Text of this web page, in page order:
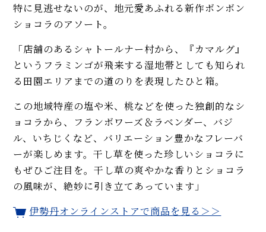
特に見逃せないのが、地元愛あふれる新作ボンボン
ショコラのアソート。
「店舗のあるシャトールナー村から、『カマルグ』
というフラミンゴが飛来する湿地帯としても知られ
る田園エリアまでの道のりを表現したひと箱。
この地域特産の塩や米、桃などを使った独創的なシ
ョコラから、フランボワーズ＆ラベンダー、バジ
ル、いちじくなど、バリエーション豊かなフレーバ
ーが楽しめます。干し草を使った珍しいショコラに
もぜひご注目を。干し草の爽やかな香りとショコラ
の風味が、絶妙に引き立てあっています」
伊勢丹オンラインストアで商品を見る＞＞